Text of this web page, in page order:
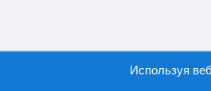
Используя